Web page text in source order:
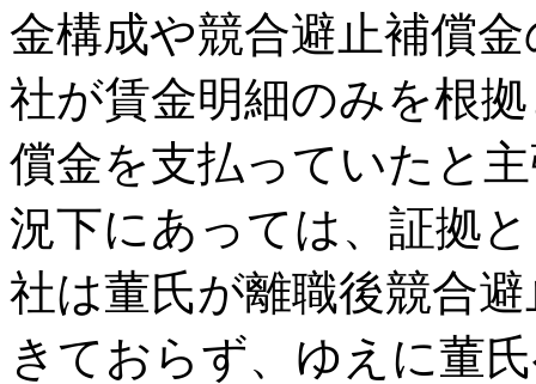
金構成や競合避止補償
社が賃金明細のみを根
償金を支払っていたと
況下にあっては、証拠
社は董氏が離職後競合
きておらず、ゆえに董